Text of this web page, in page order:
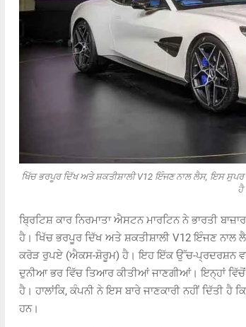
ਖਿੱਚ ਭਰਪੂਰ ਦਿੱਖ ਅਤੇ ਸ਼ਕਤੀਸ਼ਾਲੀ V12 ਇੰਜਣ ਨਾਲ ਲੈਸ, ਇਸ
ਬ੍ਰਿਟਿਸ਼ ਕਾਰ ਨਿਰਮਾਤਾ ਐਸਟਨ ਮਾਰਟਿਨ ਨੇ ਭਾਰਤੀ
ਹੈ। ਖਿੱਚ ਭਰਪੂਰ ਦਿੱਖ ਅਤੇ ਸ਼ਕਤੀਸ਼ਾਲੀ V12 ਇੰਜਣ ਨਾਲ
ਕਰੋੜ ਰੁਪਏ (ਐਕਸ-ਸ਼ੋਰੂਮ) ਹੈ। ਇਹ ਇੱਕ ਉੱਚ-ਪ੍ਰਦਰਸ਼ਨ
ਦੁਨੀਆ ਭਰ ਵਿੱਚ ਤਿਆਰ ਕੀਤੀਆਂ ਜਾਣਗੀਆਂ। ਇਨ੍ਹਾਂ ਵਿੱਚੋਂ
ਹੈ। ਹਾਲਾਂਕਿ, ਕੰਪਨੀ ਨੇ ਇਸ ਬਾਰੇ ਜਾਣਕਾਰੀ ਨਹੀਂ ਦਿੱਤੀ
ਹਨ।